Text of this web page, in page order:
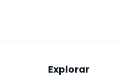
Explorar